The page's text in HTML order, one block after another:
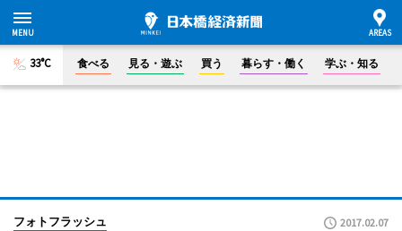
33°C 食べる 見る・遊ぶ 買う 暮らす・働く 学ぶ・知る
フォトフラッシュ 2017.02.07